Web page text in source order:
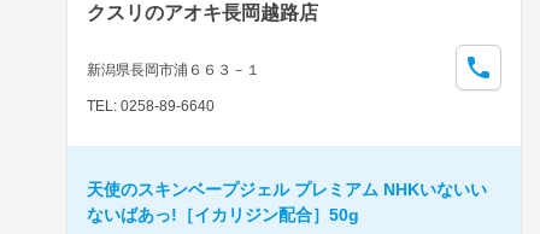
クスリのアオキ長岡越路店
新潟県長岡市浦６６３－１
TEL: 0258-89-6640
天使のスキンベープジェル プレミアム NHKいないい
ないばあっ!［イカリジン配合］50g